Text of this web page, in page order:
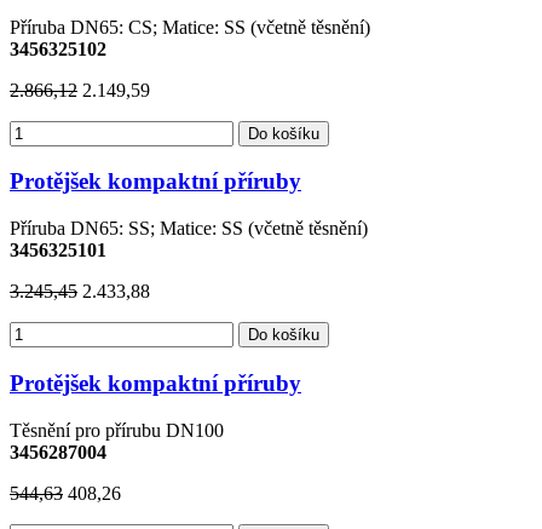
Příruba DN65: CS; Matice: SS (včetně těsnění)
3456325102
2.866,12 2.149,59
Do košíku
Protějšek kompaktní příruby
Příruba DN65: SS; Matice: SS (včetně těsnění)
3456325101
3.245,45 2.433,88
Do košíku
Protějšek kompaktní příruby
Těsnění pro přírubu DN100
3456287004
544,63 408,26